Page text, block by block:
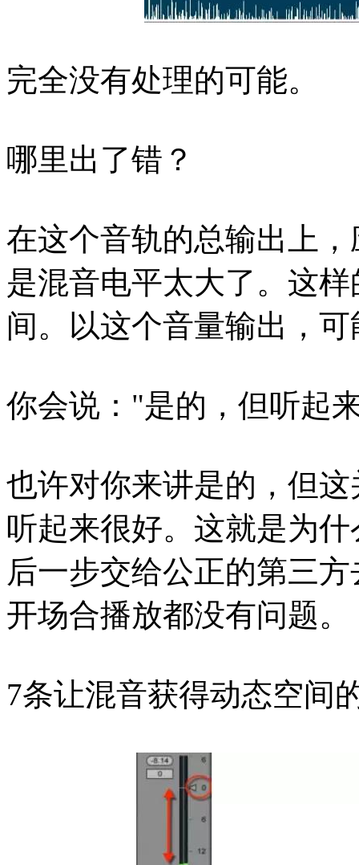
完全没有处理的可能。
哪里出了错？
在这个音轨的总输出上
是混音电平太大了。这
间。以这个音量输出，
你会说："是的，但听起
也许对你来讲是的，但
听起来很好。这就是为
后一步交给公正的第三
开场合播放都没有问题。
7条让混音获得动态空间